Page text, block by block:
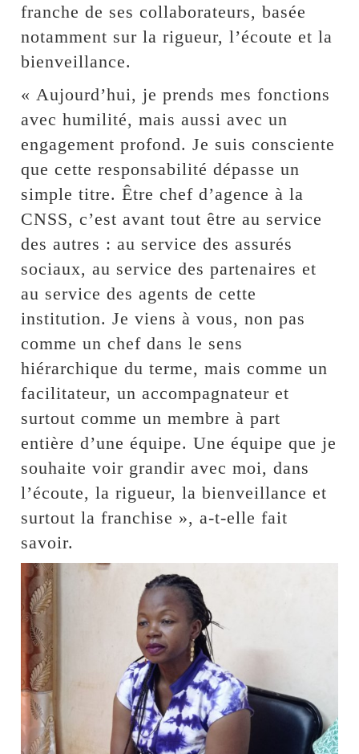
franche de ses collaborateurs, basée
notamment sur la rigueur, l’écoute et la
bienveillance.
« Aujourd’hui, je prends mes fonctions
avec humilité, mais aussi avec un
engagement profond. Je suis consciente
que cette responsabilité dépasse un
simple titre. Être chef d’agence à la
CNSS, c’est avant tout être au service
des autres : au service des assurés
sociaux, au service des partenaires et
au service des agents de cette
institution. Je viens à vous, non pas
comme un chef dans le sens
hiérarchique du terme, mais comme un
facilitateur, un accompagnateur et
surtout comme un membre à part
entière d’une équipe. Une équipe que je
souhaite voir grandir avec moi, dans
l’écoute, la rigueur, la bienveillance et
surtout la franchise », a-t-elle fait
savoir.